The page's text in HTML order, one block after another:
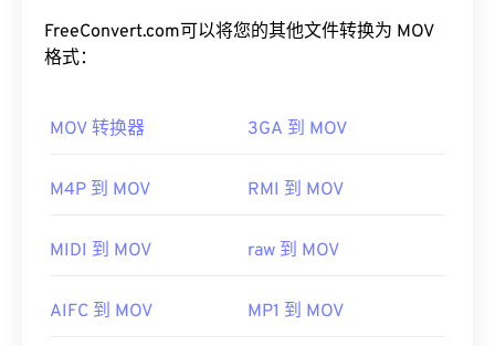
件进行高度精准的编辑。
默认情况下，MOV 文件使用QuickTime
Windows Media Player
打开，但较新版本的播放器无
请使用VLC Media Player
，该播放器支持多种平
请注意，另外两种文件类型也使用 MOV 扩展名。它
FreeConvert.com可以将您的其他文件转换为 MOV
格式：
MOV 转换器 3GA 到 MOV
M4P 到 MOV RMI 到 MOV
MIDI 到 MOV raw 到 MOV
AIFC 到 MOV MP1 到 MOV